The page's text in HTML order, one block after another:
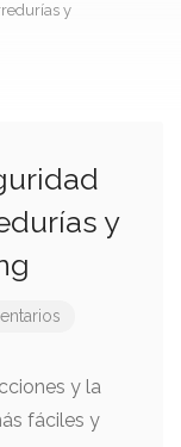
y
y
y la
fáciles y